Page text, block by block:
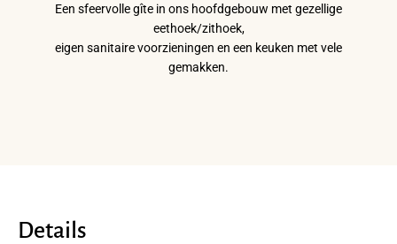
Een sfeervolle gîte in ons hoofdgebouw met gezellige
eethoek/zithoek,
eigen sanitaire voorzieningen en een keuken met vele
gemakken.
Details